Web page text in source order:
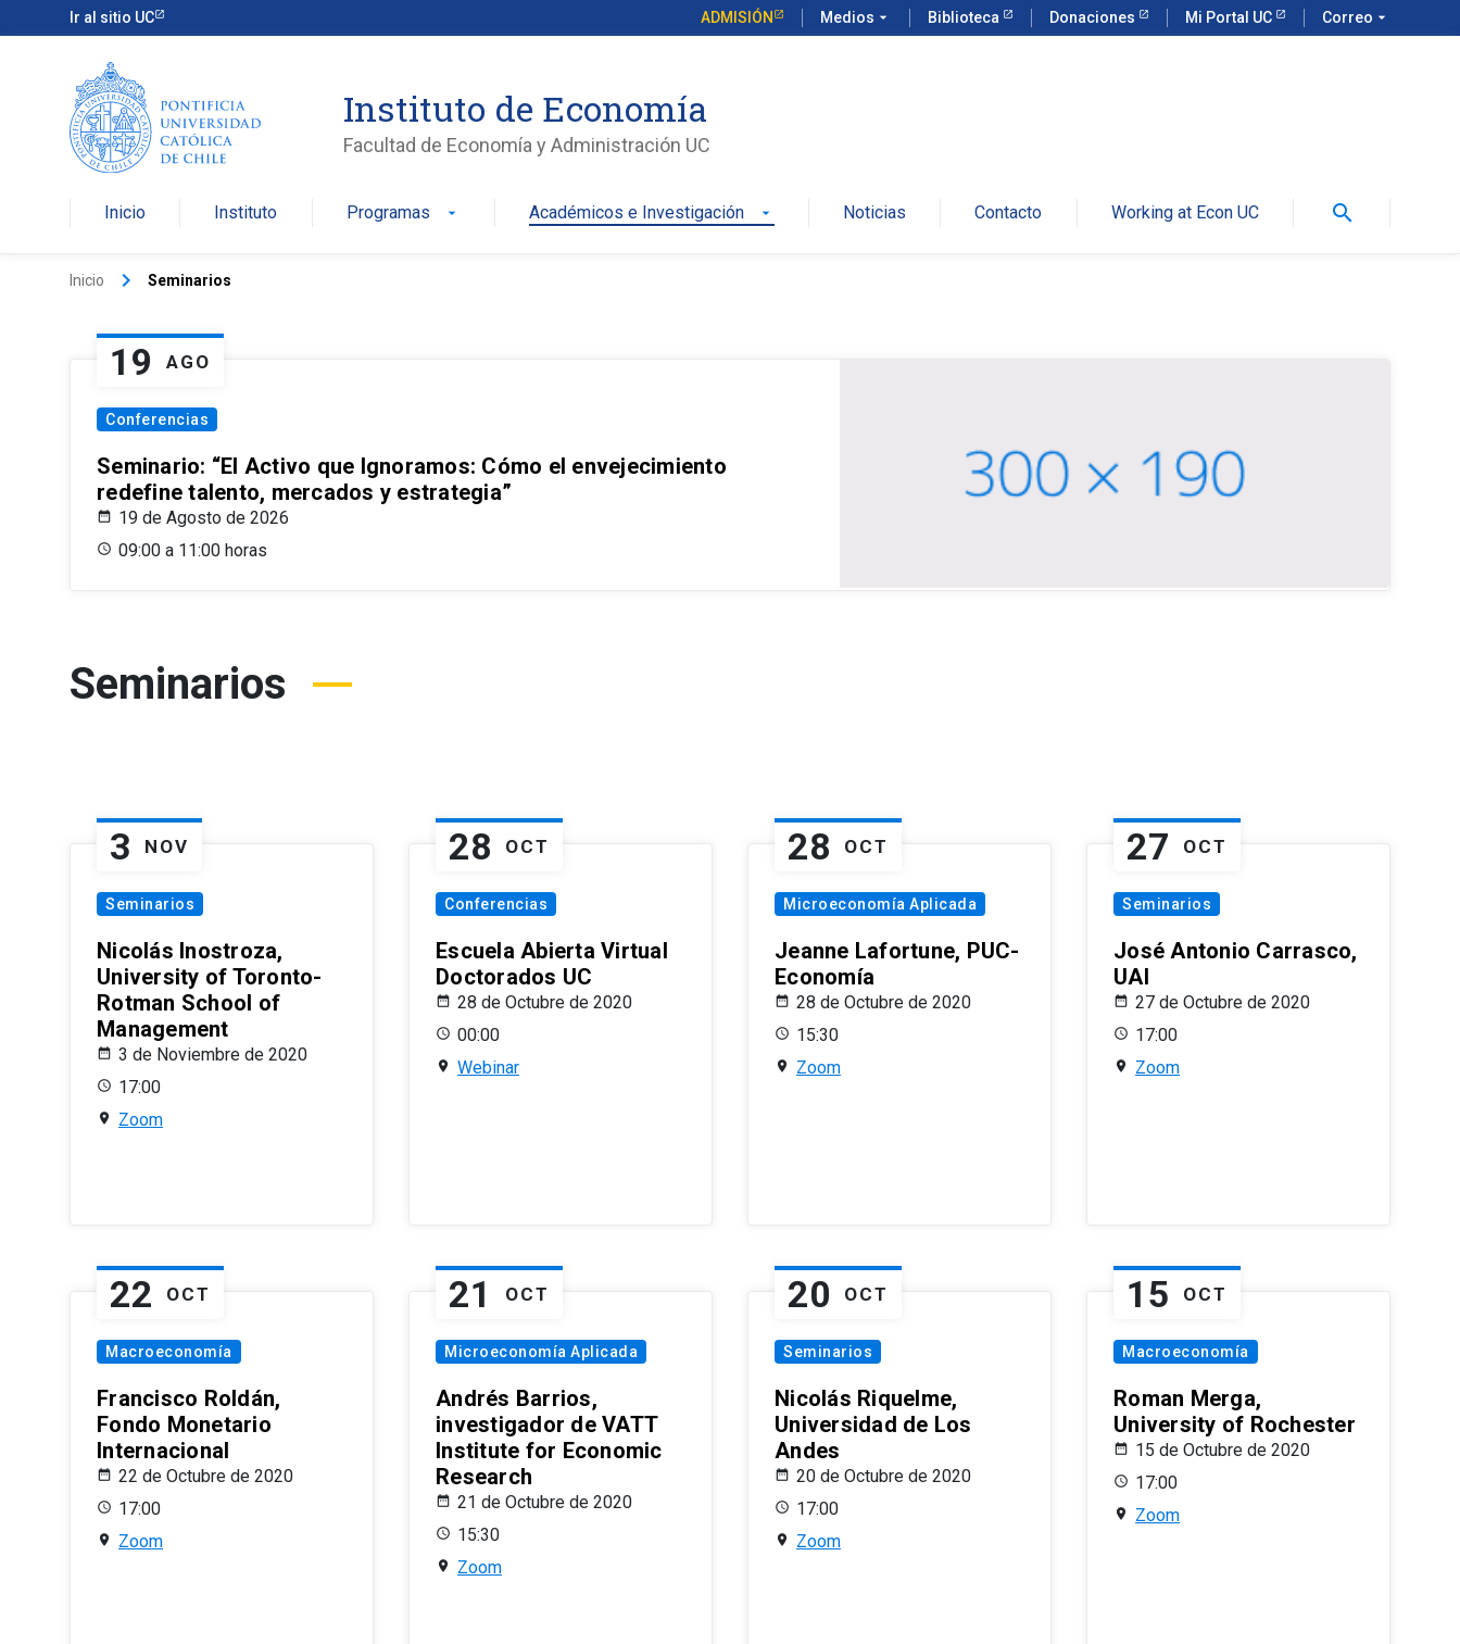
Ir al sitio UC ADMISIÓN Medios arrow_drop_down Biblioteca Donaciones Mi Portal UC Correo arrow_drop_down
Instituto de Economía
Facultad de Economía y Administración UC
Inicio Instituto Programas arrow_drop_down Académicos e Investigación arrow_drop_down Noticias Contacto Working at Econ UC search
Inicio keyboard_arrow_right Seminarios
19 AGO
Conferencias
Seminario: “El Activo que Ignoramos: Cómo el envejecimiento
redefine talento, mercados y estrategia”
19 de Agosto de 2026
09:00 a 11:00 horas
Seminarios
3 NOV
Seminarios
Nicolás Inostroza,
University of Toronto-
Rotman School of
Management
3 de Noviembre de 2020
17:00
Zoom
28 OCT
Conferencias
Escuela Abierta Virtual
Doctorados UC
28 de Octubre de 2020
00:00
Webinar
28 OCT
Microeconomía Aplicada
Jeanne Lafortune, PUC-
Economía
28 de Octubre de 2020
15:30
Zoom
27 OCT
Seminarios
José Antonio Carrasco,
UAI
27 de Octubre de 2020
17:00
Zoom
22 OCT
Macroeconomía
Francisco Roldán,
Fondo Monetario
Internacional
22 de Octubre de 2020
17:00
Zoom
21 OCT
Microeconomía Aplicada
Andrés Barrios,
investigador de VATT
Institute for Economic
Research
21 de Octubre de 2020
15:30
Zoom
20 OCT
Seminarios
Nicolás Riquelme,
Universidad de Los
Andes
20 de Octubre de 2020
17:00
Zoom
15 OCT
Macroeconomía
Roman Merga,
University of Rochester
15 de Octubre de 2020
17:00
Zoom